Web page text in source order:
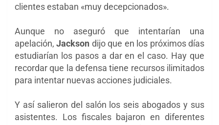
clientes estaban «muy decepcionados».
Aunque no aseguró que intentarían una
apelación,Jackson dijo que en los próximos días
estudiarían los pasos a dar en el caso. Hay que
recordar que la defensa tiene recursos ilimitados
para intentar nuevas acciones judiciales.
Y así salieron del salón los seis abogados y sus
asistentes. Los fiscales bajaron en diferentes